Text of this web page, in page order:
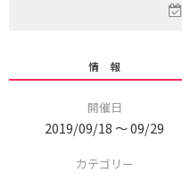
情 報
開催日
2019/09/18 〜 09/29
カテゴリー